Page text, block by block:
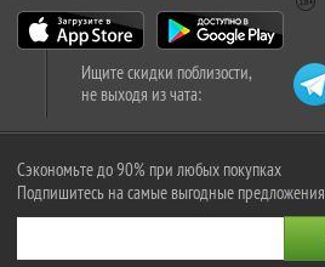
Ищите скидки поблизости,
не выходя из чата:
Сэкономьте до 90% при любых покупках
Подпишитесь на самые выгодные предложения